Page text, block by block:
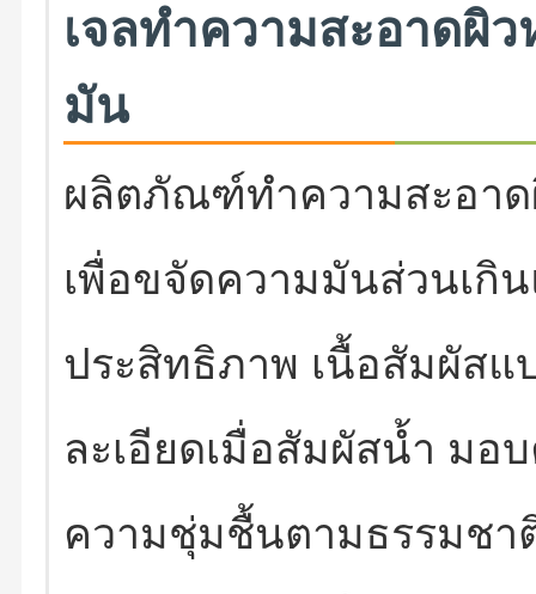
เจลทำความสะอาดผิ
มัน
ผลิตภัณฑ์ทำความสะอา
เพื่อขจัดความมันส่วนเกิ
ประสิทธิภาพ เนื้อสัมผัสแ
ละเอียดเมื่อสัมผัสน้ำ ม
ความชุ่มชื้นตามธรรมชา